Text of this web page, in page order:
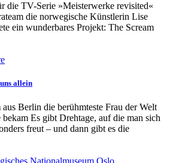
die TV-Serie »Meisterwerke revisited«
die norwegische Künstlerin Lise
ein wunderbares Projekt: The Scream
allein
Berlin die berühmteste Frau der Welt
Es gibt Drehtage, auf die man sich
freut – und dann gibt es die